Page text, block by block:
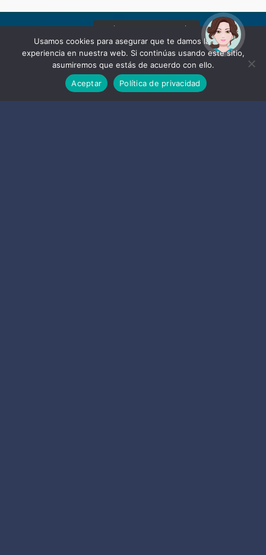
Usamos cookies para asegurar que te damos la mejor
experiencia en nuestra web. Si continúas usando este sitio,
asumiremos que estás de acuerdo con ello.
Aceptar
Política de privacidad
¡Hola! Soy Noy. ¿Puedo
ayudarte?